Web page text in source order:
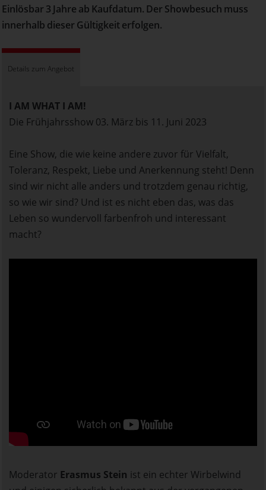
Einlösbar 3 Jahre ab Kaufdatum. Der Showbesuch muss
innerhalb dieser Gültigkeit erfolgen.
Details zum Angebot
I AM WHAT I AM!
Die Frühjahrsshow 03. März bis 11. Juni 2023
Eine Show, die wie keine andere zuvor für Vielfalt,
Toleranz, Respekt, Liebe und Anerkennung steht! Denn
sind wir nicht alle anders und trotzdem genau richtig,
so wie wir sind? Und ist es nicht eben das, was das
Leben so wundervoll farbenfroh und interessant
macht?
Moderator Erasmus Stein ist ein echter Wirbelwind